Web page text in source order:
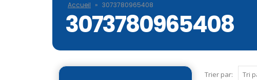
Accueil » 3073780965408
3073780965408
Trier par: